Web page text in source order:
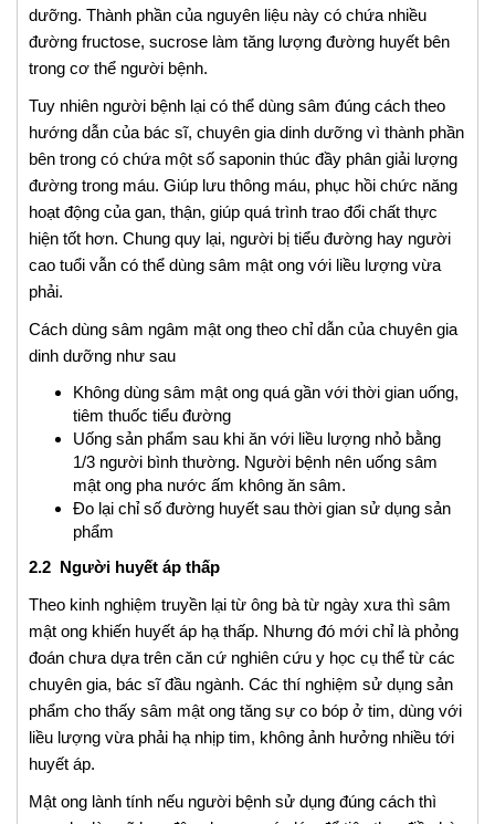
dưỡng. Thành phần của nguyên liệu này có chứa nhiều
đường fructose, sucrose làm tăng lượng đường huyết bên
trong cơ thể người bệnh.
Tuy nhiên người bệnh lại có thể dùng sâm đúng cách theo
hướng dẫn của bác sĩ, chuyên gia dinh dưỡng vì thành phần
bên trong có chứa một số saponin thúc đầy phân giải lượng
đường trong máu. Giúp lưu thông máu, phục hồi chức năng
hoạt động của gan, thận, giúp quá trình trao đổi chất thực
hiện tốt hơn. Chung quy lại, người bị tiểu đường hay người
cao tuổi vẫn có thể dùng sâm mật ong với liều lượng vừa
phải.
Cách dùng sâm ngâm mật ong theo chỉ dẫn của chuyên gia
dinh dưỡng như sau
Không dùng sâm mật ong quá gần với thời gian uống,
tiêm thuốc tiểu đường
Uống sản phẩm sau khi ăn với liều lượng nhỏ bằng
1/3 người bình thường. Người bệnh nên uống sâm
mật ong pha nước ấm không ăn sâm.
Đo lại chỉ số đường huyết sau thời gian sử dụng sản
phẩm
2.2 Người huyết áp thấp
Theo kinh nghiệm truyền lại từ ông bà từ ngày xưa thì sâm
mật ong khiến huyết áp hạ thấp. Nhưng đó mới chỉ là phỏng
đoán chưa dựa trên căn cứ nghiên cứu y học cụ thể từ các
chuyên gia, bác sĩ đầu ngành. Các thí nghiệm sử dụng sản
phẩm cho thấy sâm mật ong tăng sự co bóp ở tim, dùng với
liều lượng vừa phải hạ nhịp tim, không ảnh hưởng nhiều tới
huyết áp.
Mật ong lành tính nếu người bệnh sử dụng đúng cách thì